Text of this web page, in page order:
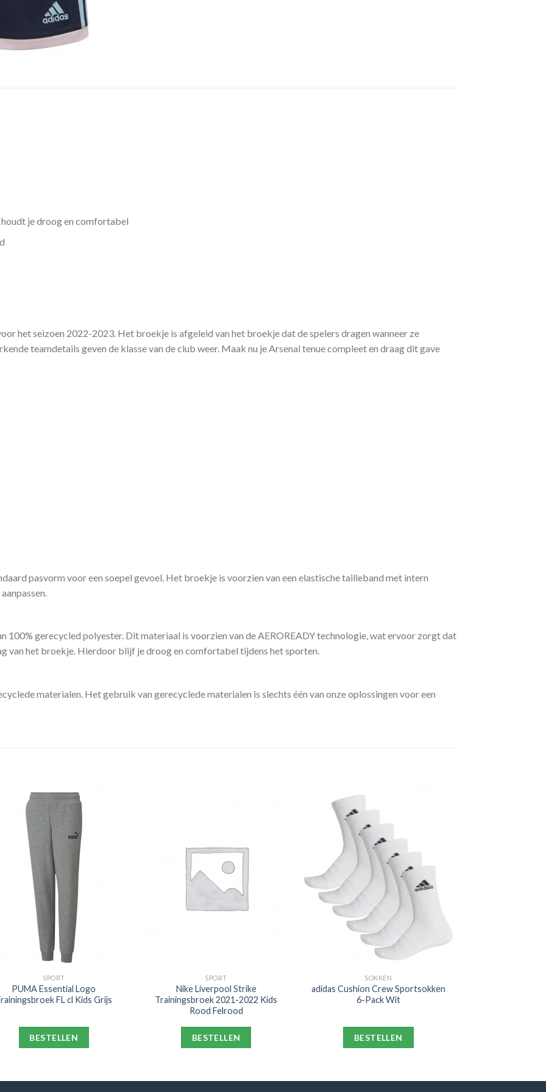
je droog en comfortabel
het seizoen 2022-2023. Het broekje is afgeleid van het broekje dat de spelers dragen wanneer ze
teamdetails geven de klasse van de club weer. Maak nu je Arsenal tenue compleet en draag dit gave
pasvorm voor een soepel gevoel. Het broekje is voorzien van een elastische tailleband met intern
100% gerecycled polyester. Dit materiaal is voorzien van de AEROREADY technologie, wat ervoor zorgt dat
van het broekje. Hierdoor blijf je droog en comfortabel tijdens het sporten.
materialen. Het gebruik van gerecyclede materialen is slechts één van onze oplossingen voor een
SPORT
PUMA Essential Logo
FL cl Kids Grijs
BESTELLEN
SPORT
Nike Liverpool Strike
Trainingsbroek 2021-2022 Kids
Rood Felrood
BESTELLEN
SOKKEN
adidas Cushion Crew Sportsokken
6-Pack Wit
BESTELLEN